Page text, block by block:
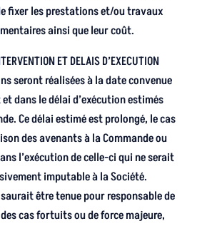
fixer les prestations et/ou travaux
ainsi que leur coût.
ET DELAIS D’EXECUTION
seront réalisées à la date convenue
dans le délai d’exécution estimés
Ce délai estimé est prolongé, le cas
des avenants à la Commande ou
l’exécution de celle-ci qui ne serait
imputable à la Société.
être tenue pour responsable de
cas fortuits ou de force majeure,